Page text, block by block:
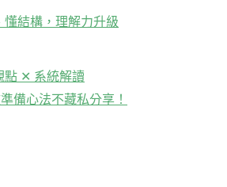
結構，理解力升級
點 ✕ 系統解讀
備心法不藏私分享！